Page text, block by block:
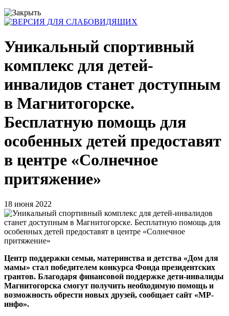
Уникальный спортивный
комплекс для детей-
инвалидов станет доступным
в Магнитогорске.
Бесплатную помощь для
особенных детей предоставят
в центре «Солнечное
притяжение»
18 июня 2022
Центр поддержки семьи, материнства и детства «Дом для
мамы» стал победителем конкурса Фонда президентских
грантов. Благодаря финансовой поддержке дети-инвалиды
Магнитогорска смогут получить необходимую помощь и
возможность обрести новых друзей, сообщает сайт «МР-
инфо».